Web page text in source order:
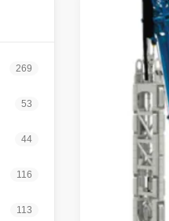
269
53
44
116
113